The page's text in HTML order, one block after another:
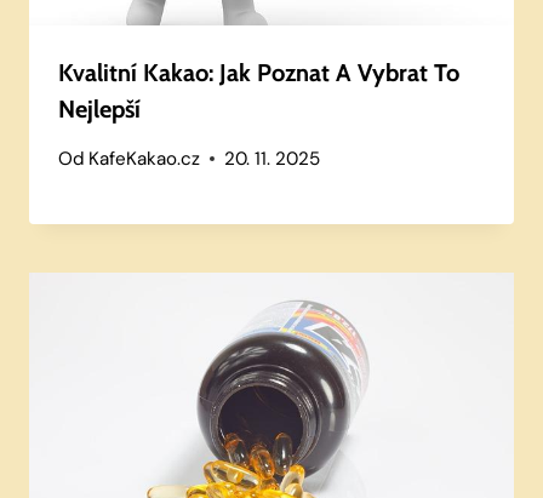
Kvalitní Kakao: Jak Poznat A Vybrat To
Nejlepší
Od KafeKakao.cz 20. 11. 2025